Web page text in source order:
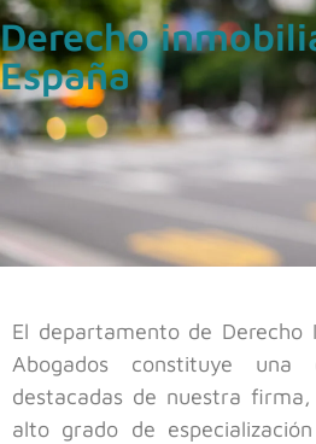
Derecho
España
El departamento de Derecho
Abogados constituye
destacadas de nuestra
alto grado de